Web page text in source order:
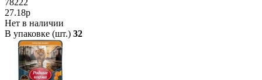
27.18р
Нет в наличии
В упаковке (шт.) 32